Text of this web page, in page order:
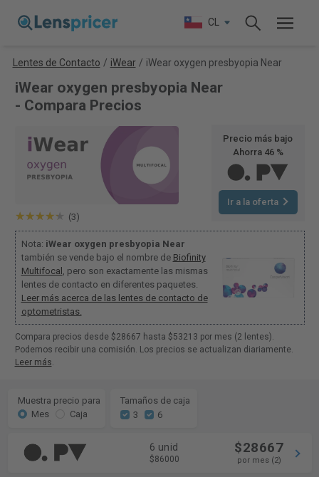
CL
Lentes de Contacto / iWear / iWear oxygen presbyopia Near
iWear oxygen presbyopia Near
- Compara Precios
(3)
Precio más bajo
Ahorra 46 %
Ir a la oferta
Nota: iWear oxygen presbyopia Near
también se vende bajo el nombre de Biofinity
Multifocal , pero son exactamente las mismas
lentes de contacto en diferentes paquetes.
Leer más acerca de las lentes de contacto de
optometristas.
Compara precios desde $28667 hasta $53213 por mes (2 lentes).
Podemos recibir una comisión. Los precios se actualizan diariamente.
Leer más.
Muestra precio para
Mes
Caja
Tamaños de caja
3
6
6 unid
$86000
$28667
por mes (2)